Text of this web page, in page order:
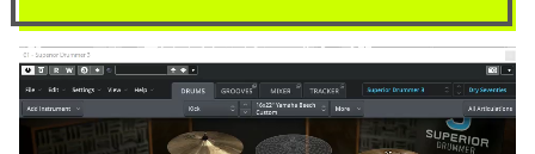
動
画
プ